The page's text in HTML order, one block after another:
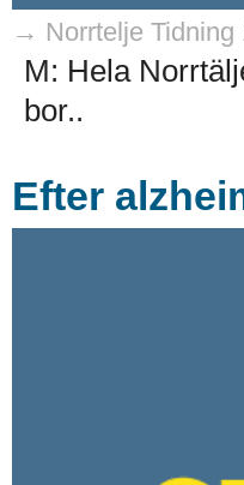
→ Norrtelje Tidning
M: Hela
bor..
Efter